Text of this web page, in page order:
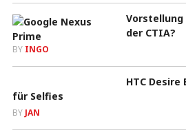
Vorstellung
der CTIA?
BY INGO
HTC Desire
für Selfies
BY JAN